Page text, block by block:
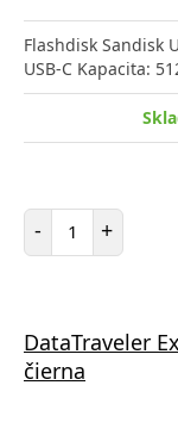
Flashdisk Sandisk
USB-C Kapacita:
- Počet položiek
+
DataTraveler
čierna